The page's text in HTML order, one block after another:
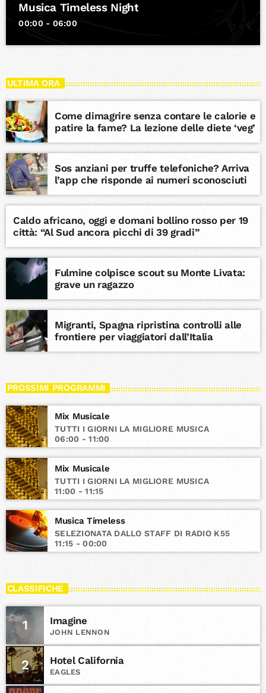
Musica Timeless Night
00:00 - 06:00
ULTIMA ORA
Come dimagrire senza contare le calorie e
patire la fame? La lezione delle diete ‘veg’
Sos anziani per truffe telefoniche? Arriva
l’app che risponde ai numeri sconosciuti
Caldo africano, oggi e domani bollino rosso per 19
città: “Al Sud ancora picchi di 39 gradi”
Fulmine colpisce scout su Monte Livata:
grave un ragazzo
Migranti, Spagna ripristina controlli alle
frontiere per viaggiatori dall’Italia
PROSSIMI PROGRAMMI
Mix Musicale
TUTTI I GIORNI LA MIGLIORE MUSICA
06:00 - 11:00
Mix Musicale
TUTTI I GIORNI LA MIGLIORE MUSICA
11:00 - 11:15
Musica Timeless
SELEZIONATA DALLO STAFF DI RADIO K55
11:15 - 00:00
CLASSIFICHE
1 Imagine
JOHN LENNON
2 Hotel California
EAGLES